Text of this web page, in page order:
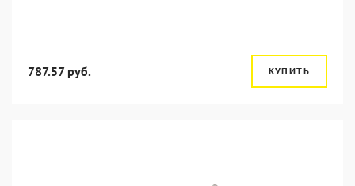
787.57 руб. КУПИТЬ